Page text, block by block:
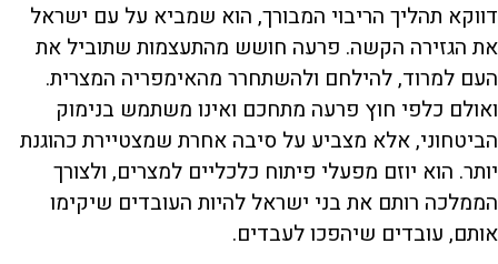
דווקא תהליך הריבוי המבורך, הוא שמביא על עם ישראל
את הגזירה הקשה. פרעה חושש מהתעצמות שתוביל את
העם למרוד, להילחם ולהשתחרר מהאימפריה המצרית.
ואולם כלפי חוץ פרעה מתחכם ואינו משתמש בנימוק
הביטחוני, אלא מצביע על סיבה אחרת שמצטיירת כהוגנת
יותר. הוא יוזם מפעלי פיתוח כלכליים למצרים, ולצורך
הממלכה רותם את בני ישראל להיות העובדים שיקימו
אותם, עובדים שיהפכו לעבדים.